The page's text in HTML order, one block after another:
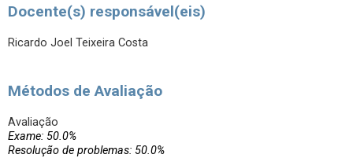
Docente(s) responsável(eis)
Ricardo Joel Teixeira Costa
Métodos de Avaliação
Avaliação
Exame: 50.0%
Resolução de problemas: 50.0%